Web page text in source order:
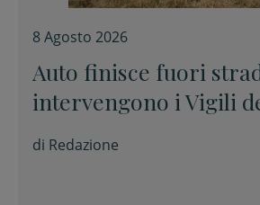
8 Agosto 2026
Auto finisce fuori
intervengono i Vigili
di Redazione